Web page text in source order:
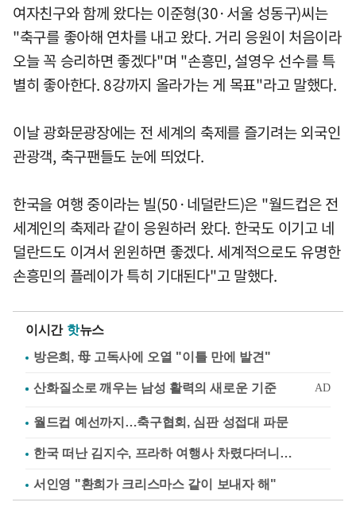
여자친구와 함께 왔다는 이준형(30·서울 성동구)씨는
"축구를 좋아해 연차를 내고 왔다. 거리 응원이 처음이라
오늘 꼭 승리하면 좋겠다"며 "손흥민, 설영우 선수를 특
별히 좋아한다. 8강까지 올라가는 게 목표"라고 말했다.
이날 광화문광장에는 전 세계의 축제를 즐기려는 외국인
관광객, 축구팬들도 눈에 띄었다.
한국을 여행 중이라는 빌(50·네덜란드)은 "월드컵은 전
세계인의 축제라 같이 응원하러 왔다. 한국도 이기고 네
덜란드도 이겨서 윈윈하면 좋겠다. 세계적으로도 유명한
손흥민의 플레이가 특히 기대된다"고 말했다.
이시간 핫뉴스
방은희, 母 고독사에 오열 "이틀 만에 발견"
월드컵 예선까지…축구협회, 심판 성접대 파문
한국 떠난 김지수, 프라하 여행사 차렸다더니…
서인영 "환희가 크리스마스 같이 보내자 해"